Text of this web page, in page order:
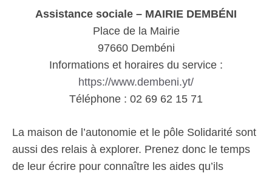
Assistance sociale – MAIRIE DEMBÉNI
Place de la Mairie
97660 Dembéni
Informations et horaires du service :
https://www.dembeni.yt/
Téléphone : 02 69 62 15 71
La maison de l’autonomie et le pôle Solidarité sont
aussi des relais à explorer. Prenez donc le temps
de leur écrire pour connaître les aides qu’ils